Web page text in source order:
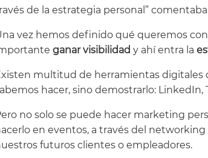
de la estrategia personal”
vez hemos definido qué queremos
ganar visibilidad y ahí entra la
multitud de herramientas digitales
hacer, sino demostrarlo:
no solo se puede hacer marketing
en eventos, a través del
futuros clientes o empleadores.